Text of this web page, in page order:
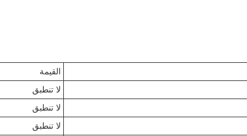
القيمة
لا تنطبق
لا تنطبق
لا تنطبق